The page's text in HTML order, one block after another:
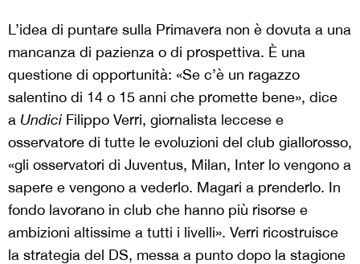
L’idea di puntare sulla Primavera non è dovuta a una
mancanza di pazienza o di prospettiva. È una
questione di opportunità: «Se c’è un ragazzo
salentino di 14 o 15 anni che promette bene», dice
a Undici Filippo Verri, giornalista leccese e
osservatore di tutte le evoluzioni del club giallorosso,
«gli osservatori di Juventus, Milan, Inter lo vengono a
sapere e vengono a vederlo. Magari a prenderlo. In
fondo lavorano in club che hanno più risorse e
ambizioni altissime a tutti i livelli». Verri ricostruisce
la strategia del DS, messa a punto dopo la stagione